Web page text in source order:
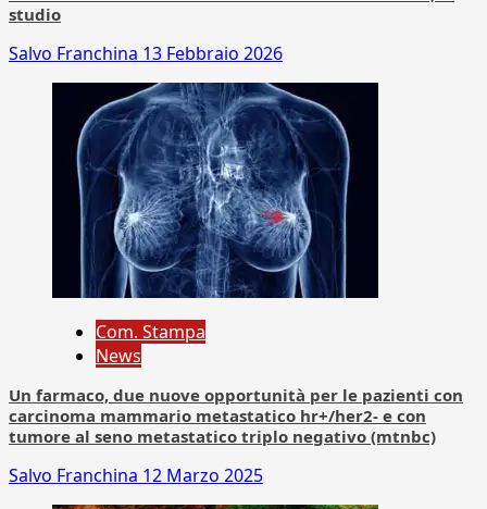
studio
Salvo Franchina 13 Febbraio 2026
Com. Stampa
News
Un farmaco, due nuove opportunità per le pazienti con
carcinoma mammario metastatico hr+/her2- e con
tumore al seno metastatico triplo negativo (mtnbc)
Salvo Franchina 12 Marzo 2025